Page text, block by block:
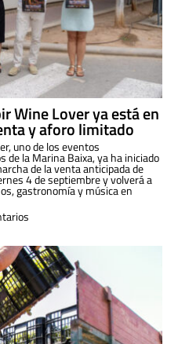
Wine Lover ya está en
y aforo limitado
uno de los eventos
la Marina Baixa, ya ha iniciado
de la venta anticipada de
4 de septiembre y volverá a
gastronomía y música en